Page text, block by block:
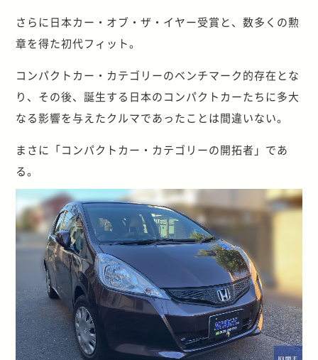
さらに日本カー・オブ・ザ・イヤー受賞と、数多くの勲
章を得た初代フィット。
コンパクトカー・カテゴリーのベンチマーク的存在とな
り、その後、誕生する日本のコンパクトカーたちに多大
なる影響を与えたクルマであったことは間違いない。
まさに「コンパクトカー・カテゴリーの開拓者」であ
る。